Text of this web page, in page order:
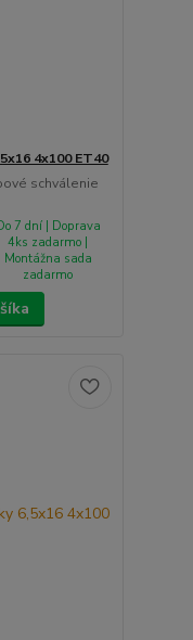
4x100 ET40
schválenie
7 dní | Doprava
4ks zadarmo |
Montážna sada
zadarmo